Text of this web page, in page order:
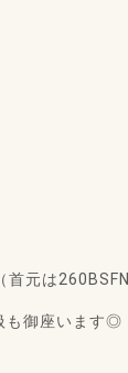
元は260BSFN
も御座います◎